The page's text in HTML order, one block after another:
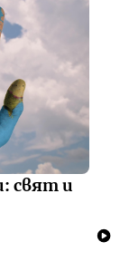
свят и